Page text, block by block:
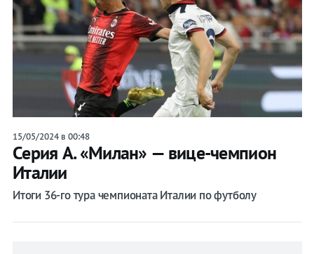
15/05/2024 в 00:48
Серия А. «Милан» — вице-чемпион
Италии
Итоги 36-го тура чемпионата Италии по футболу